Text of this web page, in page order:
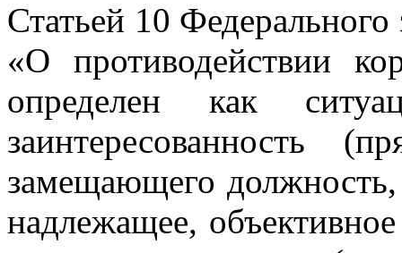
Статьей 10
«О противодействии
определен как
заинтересованность
замещающего
надлежащее,